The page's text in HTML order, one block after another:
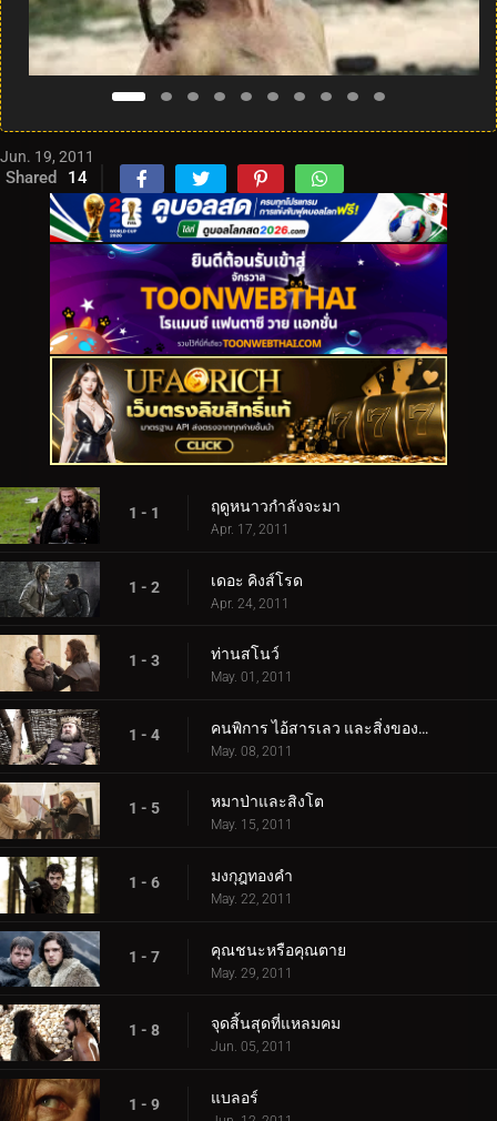
Jun. 19, 2011
Shared 14
1 - 1 ฤดูหนาวกำลังจะมา
Apr. 17, 2011
1 - 2 เดอะ คิงส์โรด
Apr. 24, 2011
1 - 3 ท่านสโนว์
May. 01, 2011
1 - 4 คนพิการ ไอ้สารเลว และสิ่งของแตกหัก
May. 08, 2011
1 - 5 หมาป่าและสิงโต
May. 15, 2011
1 - 6 มงกุฎทองคำ
May. 22, 2011
1 - 7 คุณชนะหรือคุณตาย
May. 29, 2011
1 - 8 จุดสิ้นสุดที่แหลมคม
Jun. 05, 2011
1 - 9 แบลอร์